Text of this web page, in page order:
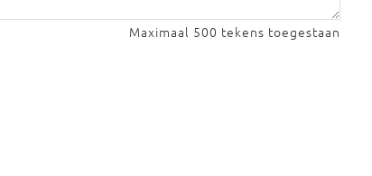
Maximaal 500 tekens toegestaan